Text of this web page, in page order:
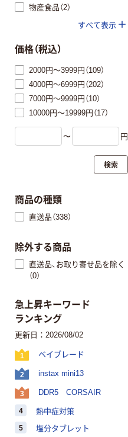
物産食品（2）
すべて表示
価格（税込）
2000円～3999円（109）
4000円～6999円（202）
7000円～9999円（10）
10000円～19999円（17）
〜 円
検索
商品の種類
直送品（338）
除外する商品
直送品、お取り寄せ品を除く
（0）
急上昇キーワード
ランキング
更新日：2026/08/02
1 ベイブレード
2 instax mini13
3 DDR5 CORSAIR
4 熱中症対策
5 塩分タブレット